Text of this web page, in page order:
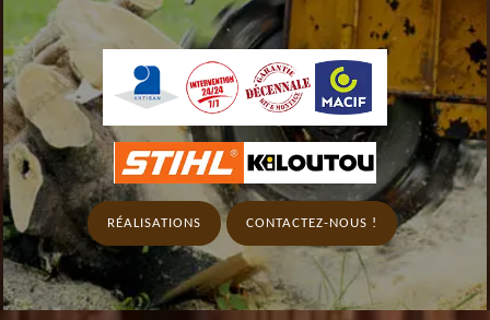
RÉALISATIONS CONTACTEZ-NOUS !